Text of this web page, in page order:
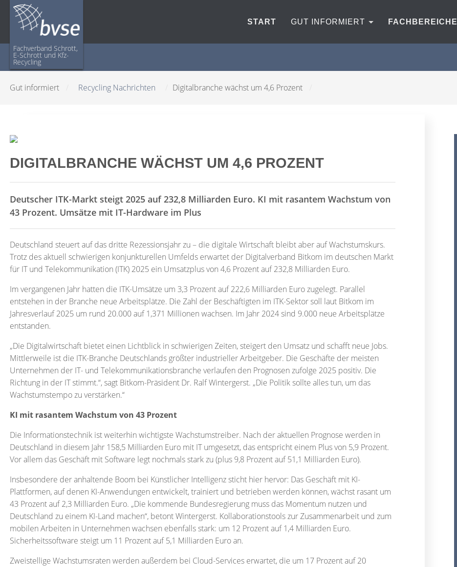
Fachverband Schrott,
E-Schrott und Kfz-
Recycling
START GUT INFORMIERT FACHBEREICHE
Gut informiert Recycling Nachrichten Digitalbranche wächst um 4,6 Prozent
DIGITALBRANCHE WÄCHST UM 4,6 PROZENT
Deutscher ITK-Markt steigt 2025 auf 232,8 Milliarden Euro. KI mit rasantem Wachstum von
43 Prozent. Umsätze mit IT-Hardware im Plus
Deutschland steuert auf das dritte Rezessionsjahr zu – die digitale Wirtschaft bleibt aber auf Wachstumskurs.
Trotz des aktuell schwierigen konjunkturellen Umfelds erwartet der Digitalverband Bitkom im deutschen Markt
für IT und Telekommunikation (ITK) 2025 ein Umsatzplus von 4,6 Prozent auf 232,8 Milliarden Euro.
Im vergangenen Jahr hatten die ITK-Umsätze um 3,3 Prozent auf 222,6 Milliarden Euro zugelegt. Parallel
entstehen in der Branche neue Arbeitsplätze. Die Zahl der Beschäftigten im ITK-Sektor soll laut Bitkom im
Jahresverlauf 2025 um rund 20.000 auf 1,371 Millionen wachsen. Im Jahr 2024 sind 9.000 neue Arbeitsplätze
entstanden.
„Die Digitalwirtschaft bietet einen Lichtblick in schwierigen Zeiten, steigert den Umsatz und schafft neue Jobs.
Mittlerweile ist die ITK-Branche Deutschlands größter industrieller Arbeitgeber. Die Geschäfte der meisten
Unternehmen der IT- und Telekommunikationsbranche verlaufen den Prognosen zufolge 2025 positiv. Die
Richtung in der IT stimmt.“, sagt Bitkom-Präsident Dr. Ralf Wintergerst. „Die Politik sollte alles tun, um das
Wachstumstempo zu verstärken.“
KI mit rasantem Wachstum von 43 Prozent
Die Informationstechnik ist weiterhin wichtigste Wachstumstreiber. Nach der aktuellen Prognose werden in
Deutschland in diesem Jahr 158,5 Milliarden Euro mit IT umgesetzt, das entspricht einem Plus von 5,9 Prozent.
Vor allem das Geschäft mit Software legt nochmals stark zu (plus 9,8 Prozent auf 51,1 Milliarden Euro).
Insbesondere der anhaltende Boom bei Künstlicher Intelligenz sticht hier hervor: Das Geschäft mit KI-
Plattformen, auf denen KI-Anwendungen entwickelt, trainiert und betrieben werden können, wächst rasant um
43 Prozent auf 2,3 Milliarden Euro. „Die kommende Bundesregierung muss das Momentum nutzen und
Deutschland zu einem KI-Land machen“, betont Wintergerst. Kollaborationstools zur Zusammenarbeit und zum
mobilen Arbeiten in Unternehmen wachsen ebenfalls stark: um 12 Prozent auf 1,4 Milliarden Euro.
Sicherheitssoftware steigt um 11 Prozent auf 5,1 Milliarden Euro an.
Zweistellige Wachstumsraten werden außerdem bei Cloud-Services erwartet, die um 17 Prozent auf 20